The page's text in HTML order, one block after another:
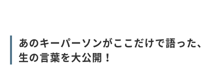
あのキーパーソンがここだけで語った、
生の言葉を大公開！